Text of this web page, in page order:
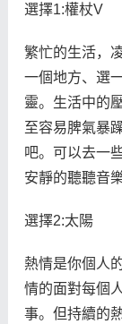
選擇1:權杖V
繁忙的生活，
一個地方、選
靈。生活中的
至容易脾氣暴
吧。可以去一
安靜的聽聽音
選擇2:太陽
熱情是你個人
情的面對每個
事。但持續的